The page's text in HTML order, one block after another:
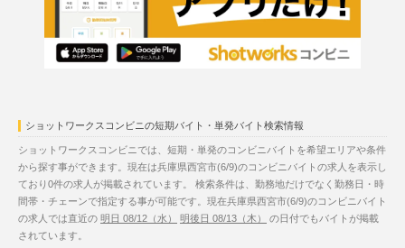
ショットワークスコンビニの短期バイト・単発バイト検索情報
ショットワークスコンビニでは、短期・単発のコンビニバイトを希望エリアや条件
から探す事ができます。現在は兵庫県西宮市(6/9)のコンビニバイトの求人を表示し
ており0件の求人が掲載されています。 検索条件は、勤務地だけでなく勤務日・時
間帯・チェーンで指定する事が可能です。現在兵庫県西宮市(6/9)のコンビニバイト
の求人では直近の 明日 08/12（水） 明後日 08/13（木）
の日付でもバイトが掲載
されています。